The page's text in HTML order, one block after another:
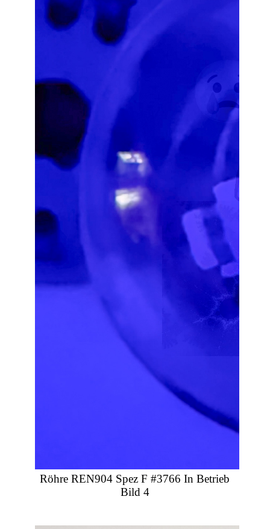
Röhre REN904 Spez F #3766 In Betrieb
Bild 4